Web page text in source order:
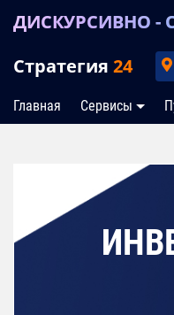
ДИСКУРСИВНО -
Стратегия 24
Главная Сервисы